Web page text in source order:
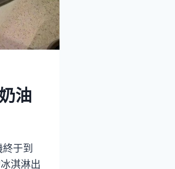
油
于到
淇淋出